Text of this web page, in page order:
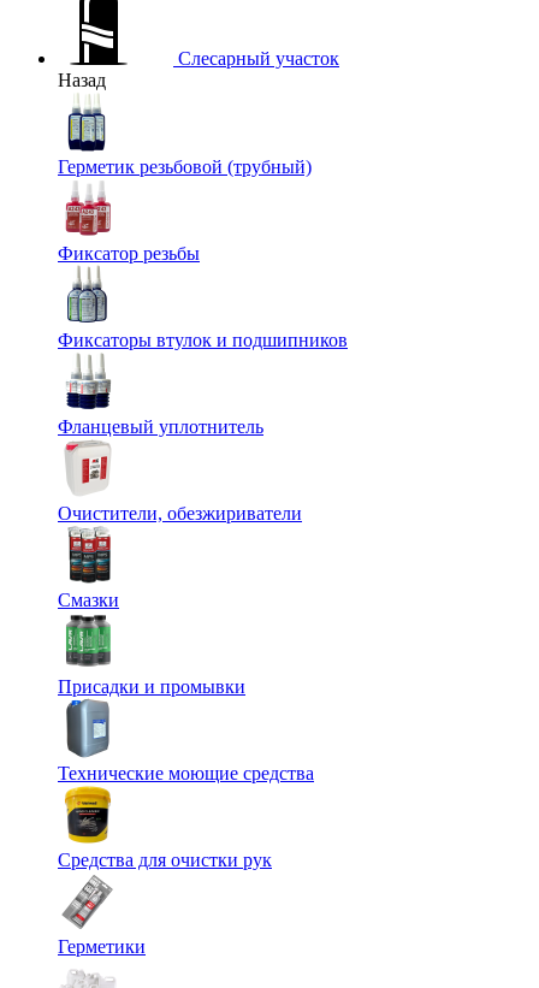
Слесарный участок
Назад
Герметик резьбовой (трубный)
Фиксатор резьбы
Фиксаторы втулок и подшипников
Фланцевый уплотнитель
Очистители, обезжириватели
Смазки
Присадки и промывки
Технические моющие средства
Средства для очистки рук
Герметики